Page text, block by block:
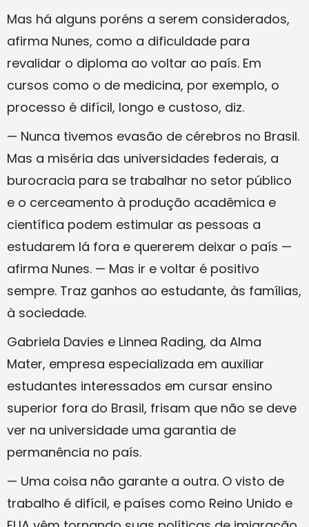
Mas há alguns poréns a serem considerados,
afirma Nunes, como a dificuldade para
revalidar o diploma ao voltar ao país. Em
cursos como o de medicina, por exemplo, o
processo é difícil, longo e custoso, diz.
— Nunca tivemos evasão de cérebros no Brasil.
Mas a miséria das universidades federais, a
burocracia para se trabalhar no setor público
e o cerceamento à produção acadêmica e
científica podem estimular as pessoas a
estudarem lá fora e quererem deixar o país —
afirma Nunes. — Mas ir e voltar é positivo
sempre. Traz ganhos ao estudante, às famílias,
à sociedade.
Gabriela Davies e Linnea Rading, da Alma
Mater, empresa especializada em auxiliar
estudantes interessados em cursar ensino
superior fora do Brasil, frisam que não se deve
ver na universidade uma garantia de
permanência no país.
— Uma coisa não garante a outra. O visto de
trabalho é difícil, e países como Reino Unido e